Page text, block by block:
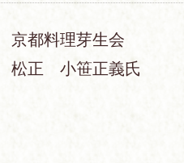
京都料理芽生会
松正 小笹正義氏